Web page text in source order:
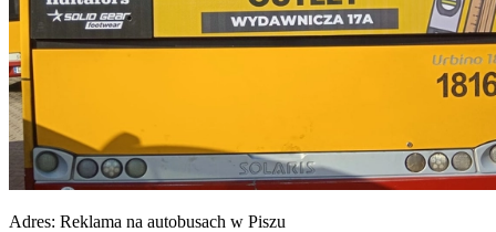
Adres: Reklama na autobusach w Piszu